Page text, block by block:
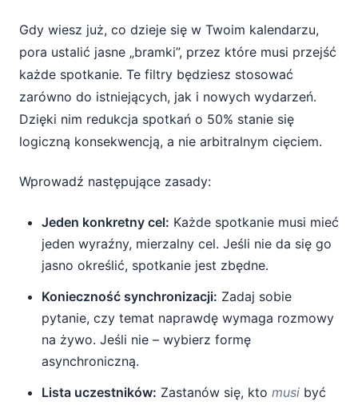
Gdy wiesz już, co dzieje się w Twoim kalendarzu,
pora ustalić jasne „bramki”, przez które musi przejść
każde spotkanie. Te filtry będziesz stosować
zarówno do istniejących, jak i nowych wydarzeń.
Dzięki nim redukcja spotkań o 50% stanie się
logiczną konsekwencją, a nie arbitralnym cięciem.
Wprowadź następujące zasady:
Jeden konkretny cel: Każde spotkanie musi mieć
jeden wyraźny, mierzalny cel. Jeśli nie da się go
jasno określić, spotkanie jest zbędne.
Konieczność synchronizacji: Zadaj sobie
pytanie, czy temat naprawdę wymaga rozmowy
na żywo. Jeśli nie – wybierz formę
asynchroniczną.
Lista uczestników: Zastanów się, kto musi być